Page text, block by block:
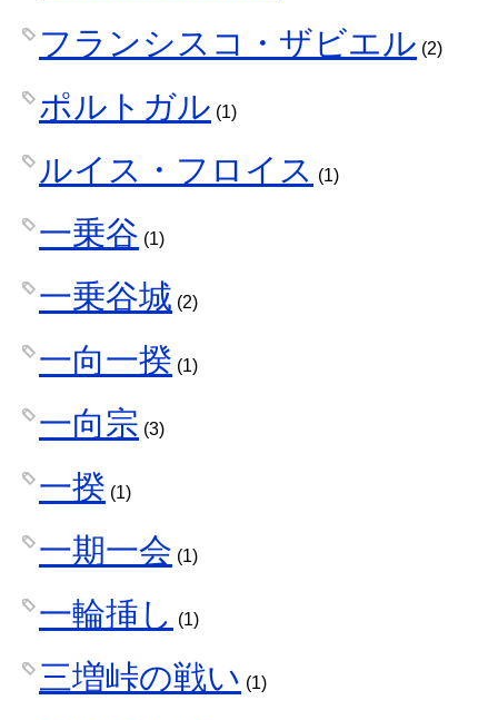
フランシスコ・ザビエル (2)
ポルトガル (1)
ルイス・フロイス (1)
一乗谷 (1)
一乗谷城 (2)
一向一揆 (1)
一向宗 (3)
一揆 (1)
一期一会 (1)
一輪挿し (1)
三増峠の戦い (1)